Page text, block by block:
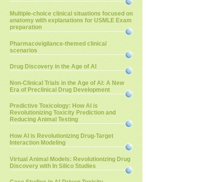
Multiple-choice clinical situations focused on
anatomy with explanations for USMLE Exam
preparation
Pharmacovigilance-themed clinical
scenarios
Drug Discovery in the Age of AI
Non-Clinical Trials in the Age of AI: A New
Era of Preclinical Drug Development
Predictive Toxicology: How AI is
Revolutionizing Toxicity Prediction and
Reducing Animal Testing
How AI is Revolutionizing Drug-Target
Interaction Modeling
Virtual Animal Models: Revolutionizing Drug
Discovery with In Silico Studies